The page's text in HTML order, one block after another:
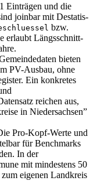
Einträgen und die
joinbar mit Destatis-
bzw.
erlaubt Längsschnitt-
bieten
PV-Ausbau, ohne
Ein konkretes
reichen aus,
in Niedersachsen”
Pro-Kopf-Werte und
für Benchmarks
In der
mit mindestens 50
eigenen Landkreis